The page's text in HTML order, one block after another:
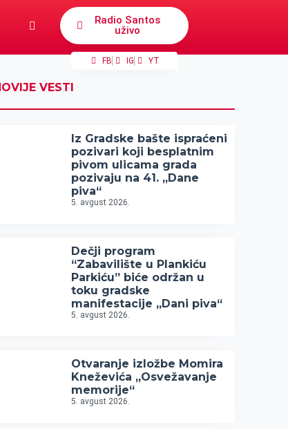
Radio Santos
uživo
FB IG YT
VESTI
Iz Gradske bašte ispraćeni
pozivari koji besplatnim
pivom ulicama grada
pozivaju na 41. „Dane
piva“
5. avgust 2026.
Dečji program
“Zabavilište u Plankiću
Parkiću” biće održan u
toku gradske
manifestacije „Dani piva“
5. avgust 2026.
Otvaranje izložbe Momira
Kneževića „Osvežavanje
memorije“
5. avgust 2026.